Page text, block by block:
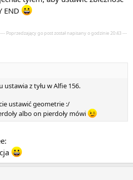
END
Poprzedzający go post został napisany o godzinie 20:43 ---
ustawia z tyłu w Alfie 156.
ustawić geometrie :/
albo on pierdoły mówi